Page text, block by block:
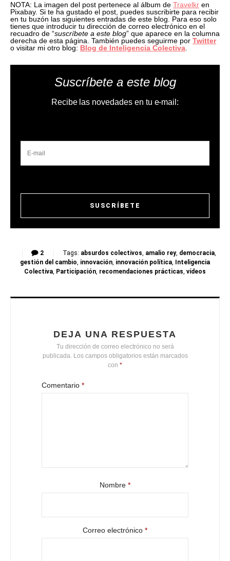
NOTA: La imagen del post pertenece al álbum de Travelkr en
Pixabay. Si te ha gustado el post, puedes suscribirte para recibir
en tu buzón las siguientes entradas de este blog. Para eso solo
tienes que introducir tu dirección de correo electrónico en el
recuadro de “suscríbete a este blog” que aparece en la columna
derecha de esta página. También puedes seguirme por Twitter
o visitar mi otro blog: Blog de Inteligencia Colectiva.
Suscríbete a este blog
Recibe las novedades en tu e-mail:
2 Tags: absurdos colectivos, amalio rey, democracia,
gestión del cambio, innovación, innovación política,
Inteligencia
Colectiva, Participación, recomendaciones prácticas, vídeos
DEJA UNA RESPUESTA
Tu dirección de correo electrónico no será
publicada. Los campos obligatorios están marcados
con *
Comentario *
Nombre *
Correo electrónico *